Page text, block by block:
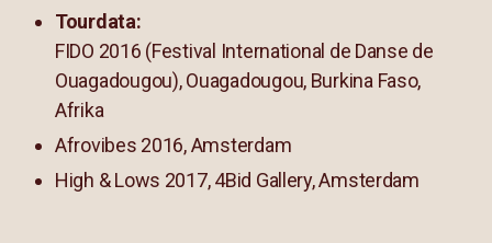
Tourdata:
FIDO 2016 (Festival International de Danse de
Ouagadougou), Ouagadougou, Burkina Faso,
Afrika
Afrovibes 2016, Amsterdam
High & Lows 2017, 4Bid Gallery, Amsterdam